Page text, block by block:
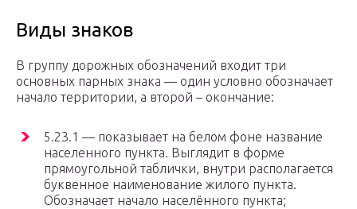
Виды знаков
В группу дорожных обозначений входит три
основных парных знака — один условно обозначает
начало территории, а второй – окончание:
5.23.1 — показывает на белом фоне название
населенного пункта. Выглядит в форме
прямоугольной таблички, внутри располагается
буквенное наименование жилого пункта.
Обозначает начало населённого пункта;